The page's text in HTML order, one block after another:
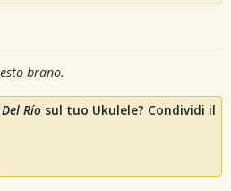
brano.
Del Río sul tuo Ukulele? Condividi il